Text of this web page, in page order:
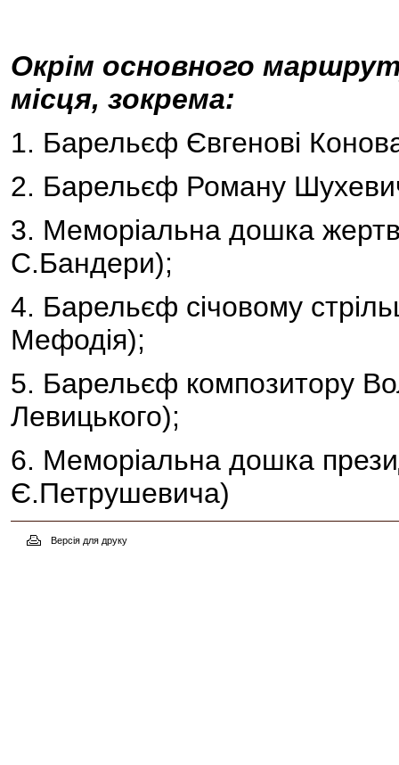
Окрім основного
місця, зокрема:
1. Барельєф Євгенові
2. Барельєф Роману
3. Меморіальна дошка
С.Бандери);
4. Барельєф січовому
Мефодія);
5. Барельєф композитору
Левицького);
6. Меморіальна дошка
Є.Петрушевича)
Версія для друку